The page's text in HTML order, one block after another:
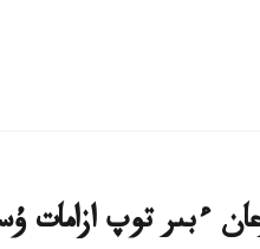
ءبىر توپ ازامات